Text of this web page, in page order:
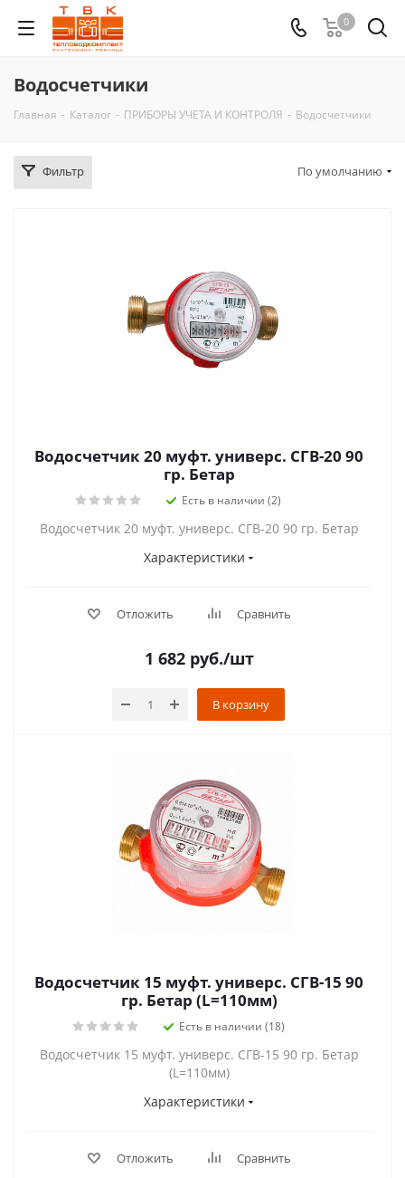
0
Водосчетчики
Главная - Каталог - ПРИБОРЫ УЧЕТА И КОНТРОЛЯ - Водосчетчики
Фильтр По умолчанию
Водосчетчик 20 муфт. универс. СГВ-20 90
гр. Бетар
Есть в наличии (2)
Водосчетчик 20 муфт. универс. СГВ-20 90 гр. Бетар
Характеристики
Отложить Сравнить
1 682 руб./шт
В корзину
Водосчетчик 15 муфт. универс. СГВ-15 90
гр. Бетар (L=110мм)
Есть в наличии (18)
Водосчетчик 15 муфт. универс. СГВ-15 90 гр. Бетар
(L=110мм)
Характеристики
Отложить Сравнить